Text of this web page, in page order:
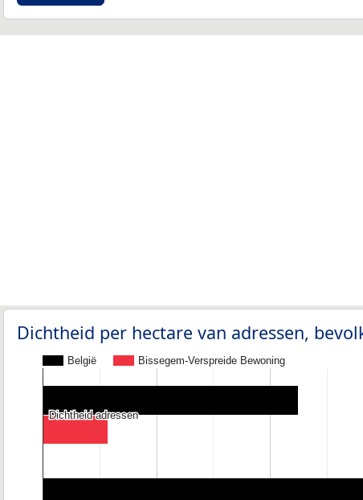
Dichtheid per hectare van adressen,
België Bissegem-Verspreide Bewoning
Dichtheid adressen
Dichtheid adressen